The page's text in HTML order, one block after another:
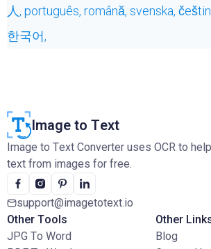
人, português, română, svenska,
한국어,
Image to Text
Image to Text Converter uses OCR to
text from images for free.
support@imagetotext.io
Other Tools
JPG To Word
Other
Blog